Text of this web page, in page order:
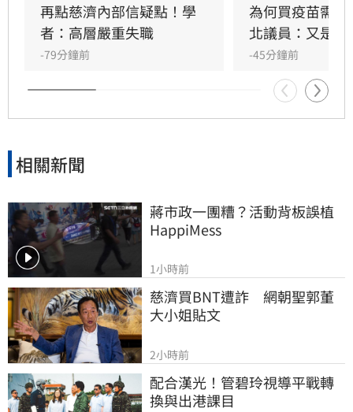
為，慈濟固然被當盤子詐騙，但和疫情爆發後疫
苗確實不足，根本是兩碼事，批評綠營偷換概念
洗記憶的手法太過粗糙。更有大批網友回顧郭台
銘2023年「大小姐說不要買」的貼文，認為內容
較符合當初疫苗採購受政治因素卡關或延遲的時
間線 。
再點慈濟內部信疑點！學
者：高層嚴重失職
-79分鐘前
為何買疫苗需
北議員：又是中
-45分鐘前
相關新聞
蔣市政一團糟？活動背板誤植
HappiMess
1小時前
慈濟買BNT遭詐　網朝聖郭董
大小姐貼文
2小時前
配合漢光！管碧玲視導平戰轉
換與出港課目